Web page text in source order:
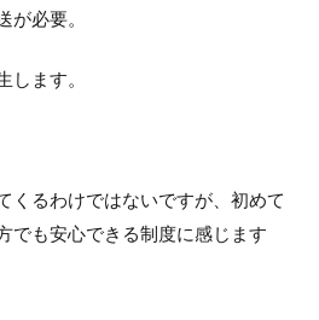
が必要。
します。
くるわけではないですが、初めて
でも安心できる制度に感じます